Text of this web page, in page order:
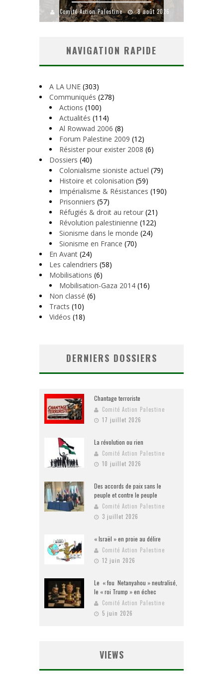
Comité Action Palestine 1 août 2026
NAVIGATION RAPIDE
A LA UNE (303)
Communiqués (278)
Actions (100)
Actualités (114)
Al Rowwad 2006 (8)
Forum Palestine 2009 (12)
Résister pour exister 2008 (6)
Dossiers (40)
Colonialisme sioniste actuel (79)
Histoire et colonisation (59)
Impérialisme & Résistances (190)
Prisonniers (57)
Réfugiés & droit au retour (21)
Révolution palestinienne (122)
Sionisme dans le monde (24)
Sionisme en France (70)
En Avant (24)
Les calendriers (58)
Mobilisations (6)
Mobilisation-Gaza 2014 (16)
Non classé (6)
Tracts (10)
Vidéos (18)
DERNIERS DOSSIERS
Chantage terroriste
Comité Action Palestine
17 juillet 2026
La révolution ou rien
Comité Action Palestine
10 juillet 2026
Des accords de paix sans le
peuple et contre le peuple
Comité Action Palestine
3 juillet 2026
« Israël » en proie au délire
Comité Action Palestine
12 juin 2026
Le « fou Netanyahou » neutralisé,
le « roi Trump » en échec
Comité Action Palestine
5 juin 2026
VIEWS